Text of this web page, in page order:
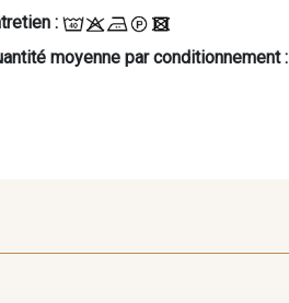
:
moyenne par conditionnement :